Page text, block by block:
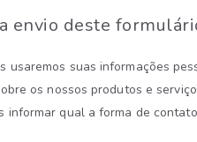
envio deste
suas informações
os nossos produtos e
qual a forma de